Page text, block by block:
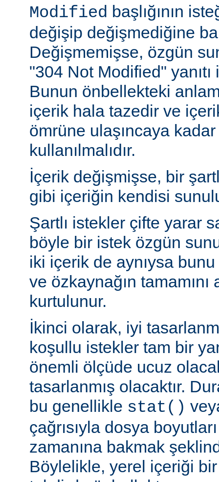
Modified başlığının
değişip değişmediğine
Değişmemişse, özgün
"304 Not Modified"
Bunun önbellekteki
içerik hala tazedir ve
ömrüne ulaşıncaya
kullanılmalıdır.
İçerik değişmişse, bir
gibi içeriğin kendisi
Şartlı istekler çifte yarar
böyle bir istek özgün
iki içerik de aynıysa
ve özkaynağın
kurtulunur.
İkinci olarak, iyi
koşullu istekler tam bir
önemli ölçüde ucuz
tasarlanmış olacaktır.
bu genellikle stat()
çağrısıyla dosya
zamanına bakmak
Böylelikle, yerel içeriği bir